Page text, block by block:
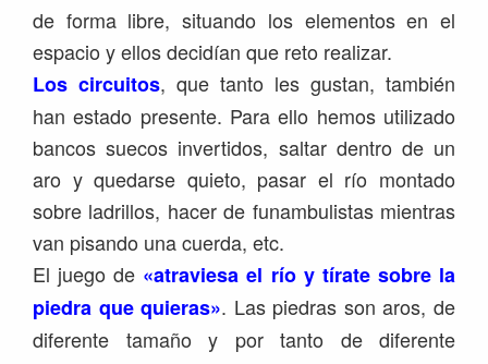
de forma libre, situando los elementos en el
espacio y ellos decidían que reto realizar.
Los circuitos, que tanto les gustan, también
han estado presente. Para ello hemos utilizado
bancos suecos invertidos, saltar dentro de un
aro y quedarse quieto, pasar el río montado
sobre ladrillos, hacer de funambulistas mientras
van pisando una cuerda, etc.
El juego de «atraviesa el río y tírate sobre la
piedra que quieras». Las piedras son aros, de
diferente tamaño y por tanto de diferente